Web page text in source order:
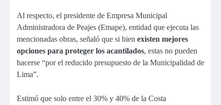
Al respecto, el presidente de Empresa Municipal
Administradora de Peajes (Emape), entidad que ejecuta las
mencionadas obras, señaló que si bien existen mejores
opciones para proteger los acantilados, estas no pueden
hacerse “por el reducido presupuesto de la Municipalidad de
Lima”.
Estimó que solo entre el 30% y 40% de la Costa